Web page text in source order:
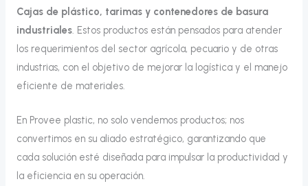
Cajas de plástico, tarimas y contenedores de basura
industriales. Estos productos están pensados para atender
los requerimientos del sector agrícola, pecuario y de otras
industrias, con el objetivo de mejorar la logística y el manejo
eficiente de materiales.
En Provee plastic, no solo vendemos productos; nos
convertimos en su aliado estratégico, garantizando que
cada solución esté diseñada para impulsar la productividad y
la eficiencia en su operación.